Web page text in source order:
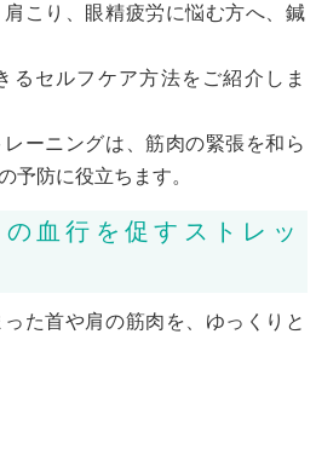
こり、眼精疲労に悩む方へ、鍼
るセルフケア方法をご紹介しま
ーニングは、筋肉の緊張を和ら
予防に役立ちます。
血行を促すストレッ
た首や肩の筋肉を、ゆっくりと